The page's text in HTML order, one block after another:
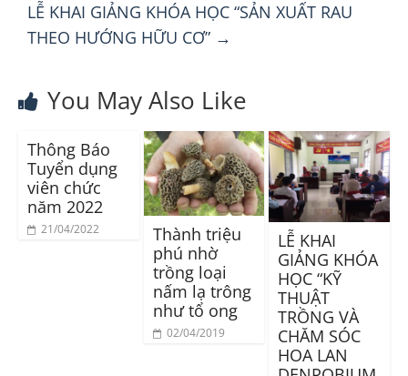
LỄ KHAI GIẢNG KHÓA HỌC “SẢN XUẤT RAU
THEO HƯỚNG HỮU CƠ” →
You May Also Like
Thông Báo
Tuyển dụng
viên chức
năm 2022
21/04/2022
Thành triệu
phú nhờ
trồng loại
nấm lạ trông
như tổ ong
02/04/2019
LỄ KHAI
GIẢNG KHÓA
HỌC “KỸ
THUẬT
TRỒNG VÀ
CHĂM SÓC
HOA LAN